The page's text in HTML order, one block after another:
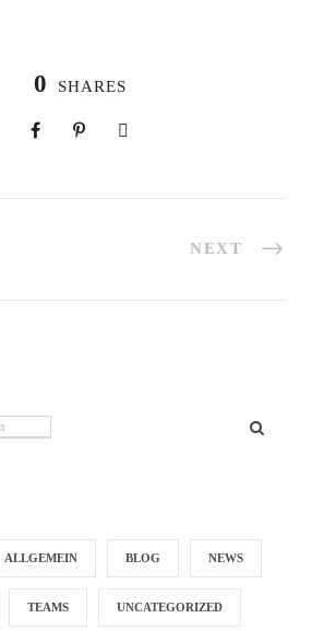
0 SHARES
NEXT
ALLGEMEIN BLOG NEWS
TEAMS UNCATEGORIZED